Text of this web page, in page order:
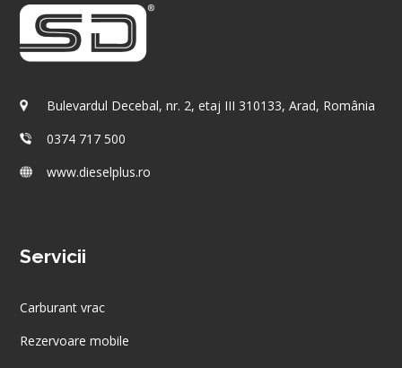
Bulevardul Decebal, nr. 2, etaj III 310133, Arad, România
0374 717 500
www.dieselplus.ro
Servicii
Carburant vrac
Rezervoare mobile